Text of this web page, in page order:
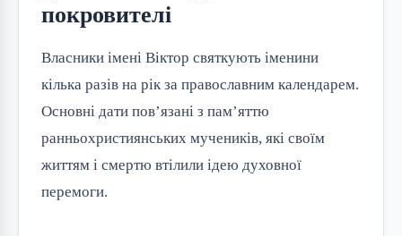
покровителі
Власники імені Віктор святкують іменини
кілька разів на рік за православним календарем.
Основні дати пов’язані з пам’яттю
ранньохристиянських мучеників, які своїм
життям і смертю втілили ідею духовної
перемоги.